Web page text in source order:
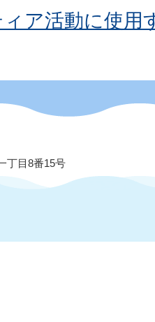
ア活動に使用
丁目8番15号